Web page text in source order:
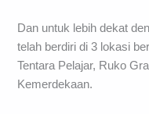
Dan untuk lebih dekat
telah berdiri di 3 lokasi
Tentara Pelajar, Ruko
Kemerdekaan.